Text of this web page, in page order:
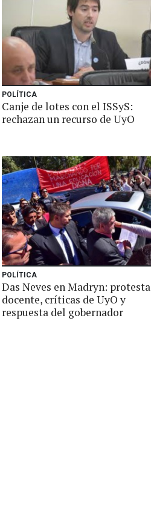
POLÍTICA
Canje de lotes con el ISSyS:
rechazan un recurso de UyO
POLÍTICA
Das Neves en Madryn: protesta
docente, críticas de UyO y
respuesta del gobernador